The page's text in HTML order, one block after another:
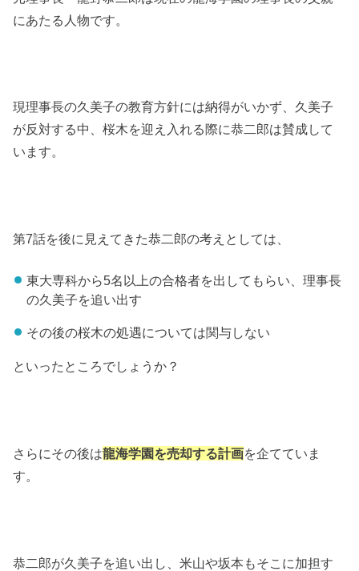
にあたる人物です。
現理事長の久美子の教育方針には納得がいかず、久美子
が反対する中、桜木を迎え入れる際に恭二郎は賛成して
います。
第7話を後に見えてきた恭二郎の考えとしては、
東大専科から5名以上の合格者を出してもらい、理事長
の久美子を追い出す
その後の桜木の処遇については関与しない
といったところでしょうか？
さらにその後は龍海学園を売却する計画を企てていま
す。
恭二郎が久美子を追い出し、米山や坂本もそこに加担す